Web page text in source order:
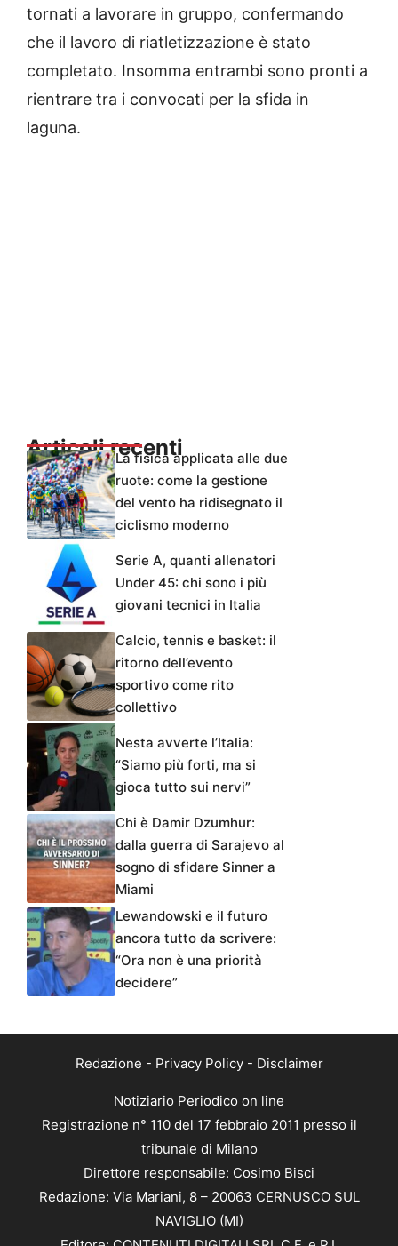
tornati a lavorare in gruppo, confermando
che il lavoro di riatletizzazione è stato
completato. Insomma entrambi sono pronti a
rientrare tra i convocati per la sfida in
laguna.
Articoli recentiLa fisica applicata alle due
ruote: come la gestione
del vento ha ridisegnato il
ciclismo moderno
Serie A, quanti allenatori
Under 45: chi sono i più
giovani tecnici in Italia
Calcio, tennis e basket: il
ritorno dell’evento
sportivo come rito
collettivo
Nesta avverte l’Italia:
“Siamo più forti, ma si
gioca tutto sui nervi”
Chi è Damir Dzumhur:
dalla guerra di Sarajevo al
sogno di sfidare Sinner a
Miami
Lewandowski e il futuro
ancora tutto da scrivere:
“Ora non è una priorità
decidere”
Redazione - Privacy Policy- Disclaimer
Notiziario Periodico on line
Registrazione n° 110 del 17 febbraio 2011 presso il
tribunale di Milano
Direttore responsabile: Cosimo Bisci
Redazione: Via Mariani, 8 – 20063 CERNUSCO SUL
NAVIGLIO (MI)